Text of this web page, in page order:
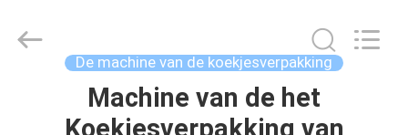
De machine van de koekjesverpakking
Machine van de het
Koekjesverpakking van